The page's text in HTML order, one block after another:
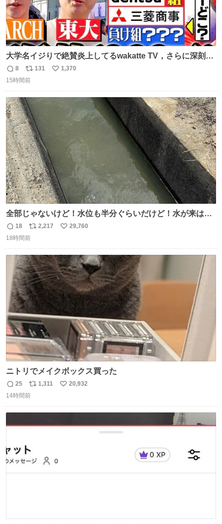
大学名イジりで絶賛炎上してるwakatte TV，さらに深刻な
問題はこっちでは？ ・都内の特定企業に入るのを極度に推
奨し，それ以外の地域で堅実に生きるのを周縁化する ・恋
化する ・院生が研究環境を求め他大学に移るのを批判する
過去例↓
返
信
8
リ
ポ
ト
数
131
い
1,370
15時間前
全部じゃないけど！水位も半分ぐらいだけど！水が来はじ
めたよ！！！ 作業してくれた方々ありがとーーー
ー！！！！！！！！！！！！！！！！！！！！！！！！！
返
信
18
リ
ポ
ト
数
2,217
い
数
29,760
18時間前
ニトリでメイクボックス買った
返
信
25
リ
ポ
1,311
い
20,932
14時間前